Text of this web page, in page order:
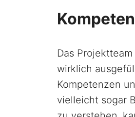
Das
wirklich
Kompetenzen
vielleicht sogar